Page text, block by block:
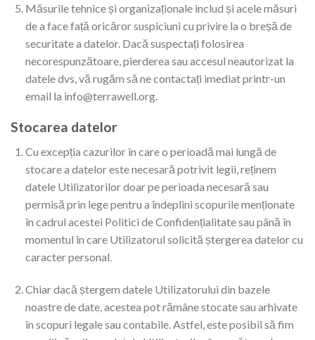
Măsurile tehnice și organizaționale includ și acele măsuri
de a face față oricăror suspiciuni cu privire la o breșă de
securitate a datelor. Dacă suspectați folosirea
necorespunzătoare, pierderea sau accesul neautorizat la
datele dvs, vă rugăm să ne contactați imediat printr-un
email la info@terrawell.org.
Stocarea datelor
Cu excepția cazurilor în care o perioadă mai lungă de
stocare a datelor este necesară potrivit legii, reținem
datele Utilizatorilor doar pe perioada necesară sau
permisă prin lege pentru a îndeplini scopurile menționate
în cadrul acestei Politici de Confidențialitate sau până în
momentul în care Utilizatorul solicită ștergerea datelor cu
caracter personal.
Chiar dacă ștergem datele Utilizatorului din bazele
noastre de date, acestea pot rămâne stocate sau arhivate
în scopuri legale sau contabile. Astfel, este posibil să fim